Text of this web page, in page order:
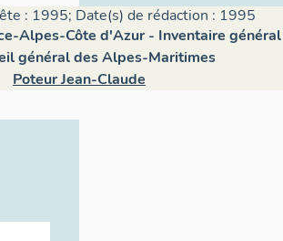
: 1995; Date(s) de rédaction : 1995
Alpes-Côte d'Azur - Inventaire général
général des Alpes-Maritimes
Poteur Jean-Claude